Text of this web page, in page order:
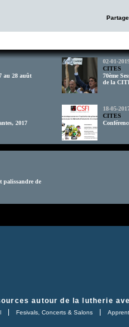
au 28 auût
02-01-
CITES
70ème
de la
2017
18-05-
CITES
palissandre de
autour de la lutherie
Fesivals, Concerts & Salons